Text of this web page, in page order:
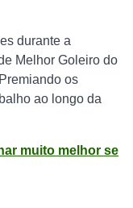
durante a
Melhor Goleiro do
os
ao longo da
muito melhor se